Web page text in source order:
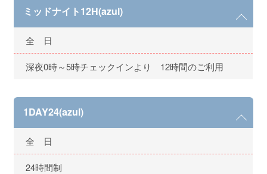
ミッドナイト12H(azul)
全 日
深夜0時～5時チェックインより 12時間のご利用
1DAY24(azul)
全 日
24時間制